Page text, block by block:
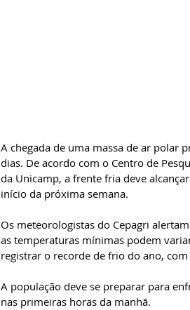
A chegada de uma massa de ar polar
dias. De acordo com o Centro de
da Unicamp, a frente fria deve
início da próxima semana.
Os meteorologistas do Cepagri
as temperaturas mínimas podem
registrar o recorde de frio do ano,
A população deve se preparar para
nas primeiras horas da manhã.